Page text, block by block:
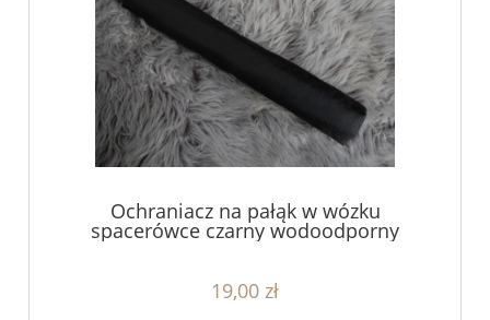
Ochraniacz na pałąk w wózku
spacerówce czarny wodoodporny
19,00 zł